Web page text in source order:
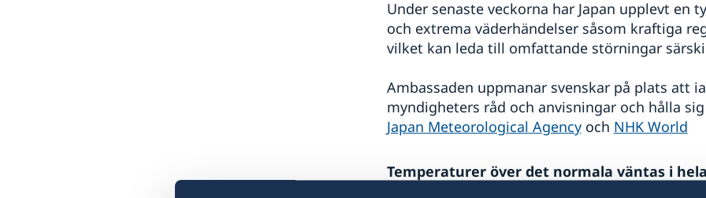
Under senaste veckorna har Japan upplevt
och extrema väderhändelser såsom kraftiga
vilket kan leda till omfattande störningar
Ambassaden uppmanar svenskar på plats att
myndigheters råd och anvisningar och hålla
Japan Meteorological Agencyoch NHK World
Temperaturer över det normala väntas i